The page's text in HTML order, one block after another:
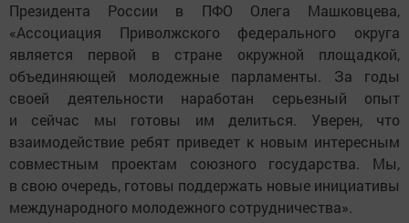
Президента России в ПФО Олега Машковцева,
«Ассоциация Приволжского федерального округа
является первой в стране окружной площадкой,
объединяющей молодежные парламенты. За годы
своей деятельности наработан серьезный опыт
и сейчас мы готовы им делиться. Уверен, что
взаимодействие ребят приведет к новым интересным
совместным проектам союзного государства. Мы,
в свою очередь, готовы поддержать новые инициативы
международного молодежного сотрудничества».